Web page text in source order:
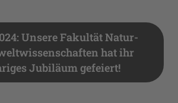
Unsere Fakultät Natur-
hat ihr
Jubiläum gefeiert!